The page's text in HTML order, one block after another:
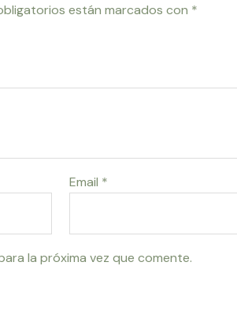
están marcados con *
Email *
la próxima vez que comente.